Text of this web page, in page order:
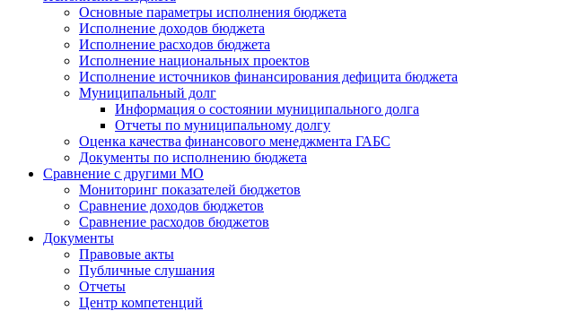
Основные параметры исполнения бюджета
Исполнение доходов бюджета
Исполнение расходов бюджета
Исполнение национальных проектов
Исполнение источников финансирования дефицита бюджета
Муниципальный долг
Информация о состоянии муниципального долга
Отчеты по муниципальному долгу
Оценка качества финансового менеджмента ГАБС
Документы по исполнению бюджета
Сравнение с другими МО
Мониторинг показателей бюджетов
Сравнение доходов бюджетов
Сравнение расходов бюджетов
Документы
Правовые акты
Публичные слушания
Отчеты
Центр компетенций